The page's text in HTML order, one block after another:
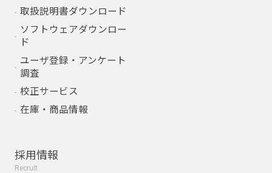
取扱説明書ダウンロード
ソフトウェアダウンロー
ド
ユーザ登録・アンケート
調査
校正サービス
在庫・商品情報
採用情報
Recruit